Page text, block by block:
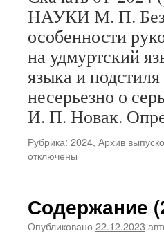
НАУКИ М. П.
особенности
на удмуртский
языка и
несерьезно о
И. П. Новак.
Рубрика: 2024, Архив
отключены
Содержание
Опубликовано 22.12.2023